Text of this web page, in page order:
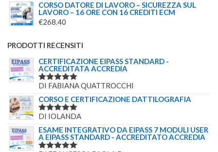
CORSO DATORE DI LAVORO – SICUREZZA SUL
LAVORO – 16 ORE CON 16 CREDITI ECM
€268.40
PRODOTTI RECENSITI
CERTIFICAZIONE EIPASS STANDARD -
ACCREDITATA ACCREDIA
VALUTATO
DI FABIANA QUATTROCCHI
CORSO E CERTIFICAZIONE DATTILOGRAFIA
VALUTATO
DI IOLANDA
ESAME INTEGRATIVO DA EIPASS 7 MODULI USER
A EIPASS STANDARD - ACCREDITATO ACCREDIA